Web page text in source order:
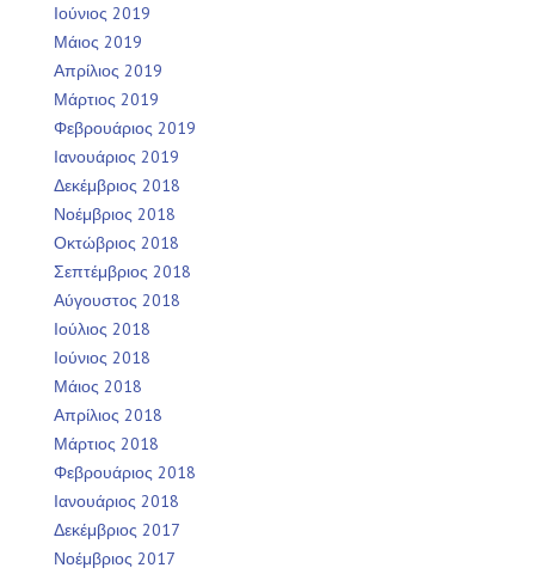
Ιούνιος 2019
Μάιος 2019
Απρίλιος 2019
Μάρτιος 2019
Φεβρουάριος 2019
Ιανουάριος 2019
Δεκέμβριος 2018
Νοέμβριος 2018
Οκτώβριος 2018
Σεπτέμβριος 2018
Αύγουστος 2018
Ιούλιος 2018
Ιούνιος 2018
Μάιος 2018
Απρίλιος 2018
Μάρτιος 2018
Φεβρουάριος 2018
Ιανουάριος 2018
Δεκέμβριος 2017
Νοέμβριος 2017